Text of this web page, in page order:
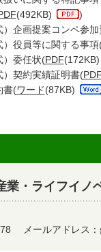
(492KB)
)
）企画提案コンペ参
）役員等に関する事項
）委任状(PDF(172KB)
）契約実績証明書(PDF
書(ワード(87KB)
・ライフイノ
メールアドレス：